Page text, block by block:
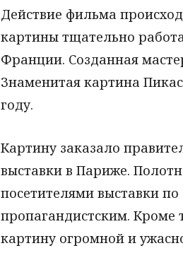
Действие фильма
картины тщательно
Франции. Созданная
Знаменитая картина
году.
Картину заказало
выставки в Париже.
посетителями выставки
пропагандистским. Кроме
картину огромной и